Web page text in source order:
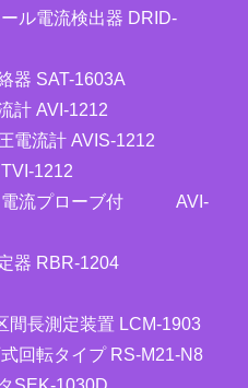
ル電流検出器 DRID-
器 SAT-1603A
計 AVI-1212
電流計 AVIS-1212
1212
電流プローブ付 AVI-
器 RBR-1204
間長測定装置 LCM-1903
回転タイプ RS-M21-N8